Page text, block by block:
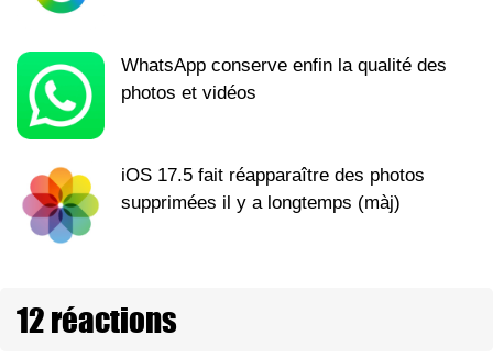
WhatsApp conserve enfin la qualité des
photos et vidéos
iOS 17.5 fait réapparaître des photos
supprimées il y a longtemps (màj)
12 réactions